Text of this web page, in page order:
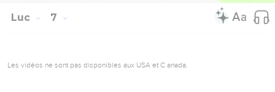
Luc 7
Les vidéos ne sont pas disponibles aux USA et C anada.